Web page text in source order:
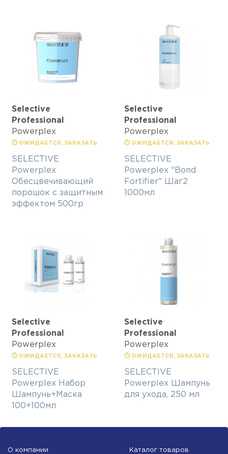
Selective
Professional
Powerplex
⏱ ОЖИДАЕТСЯ, ЗАКАЗАТЬ
SELECTIVE
Powerplex
Обесцвечивающий
порошок с защитным
эффектом 500гр
Selective
Professional
Powerplex
⏱ ОЖИДАЕТСЯ, ЗАКАЗАТЬ
SELECTIVE
Powerplex "Bond
Fortifier" Шаг2
1000мл
Selective
Professional
Powerplex
⏱ ОЖИДАЕТСЯ, ЗАКАЗАТЬ
SELECTIVE
Powerplex Набор
Шампунь+Маска
100+100мл
Selective
Professional
Powerplex
⏱ ОЖИДАЕТСЯ, ЗАКАЗАТЬ
SELECTIVE
Powerplex Шампунь
для ухода, 250 мл
О компании Каталог товаров